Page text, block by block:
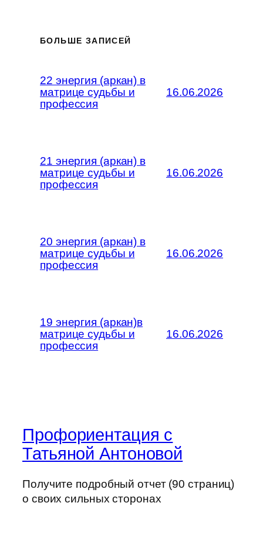
БОЛЬШЕ ЗАПИСЕЙ
22 энергия (аркан) в
матрице судьбы и
профессия
16.06.2026
21 энергия (аркан) в
матрице судьбы и
профессия
16.06.2026
20 энергия (аркан) в
матрице судьбы и
профессия
16.06.2026
19 энергия (аркан)в
матрице судьбы и
профессия
16.06.2026
Профориентация с
Татьяной Антоновой
Получите подробный отчет (90 страниц)
о своих сильных сторонах